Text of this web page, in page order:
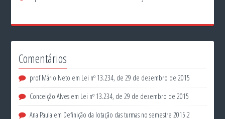
Comentários
prof Mário Neto em Lei nº 13.234, de 29 de dezembro de 2015
Conceição Alves em Lei nº 13.234, de 29 de dezembro de 2015
Ana Paula em Definição da lotação das turmas no semestre 2015.2